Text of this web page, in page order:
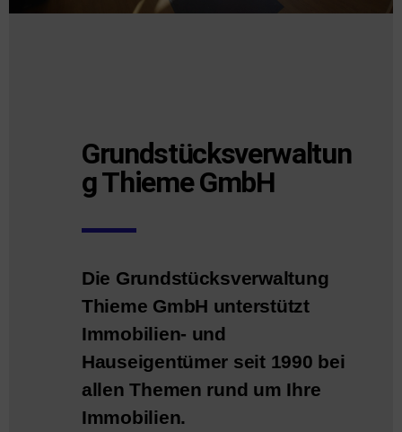
Grundstücksverwaltun
g Thieme GmbH
Die Grundstücksverwaltung
Thieme GmbH unterstützt
Immobilien- und
Hauseigentümer seit 1990 bei
allen Themen rund um Ihre
Immobilien.